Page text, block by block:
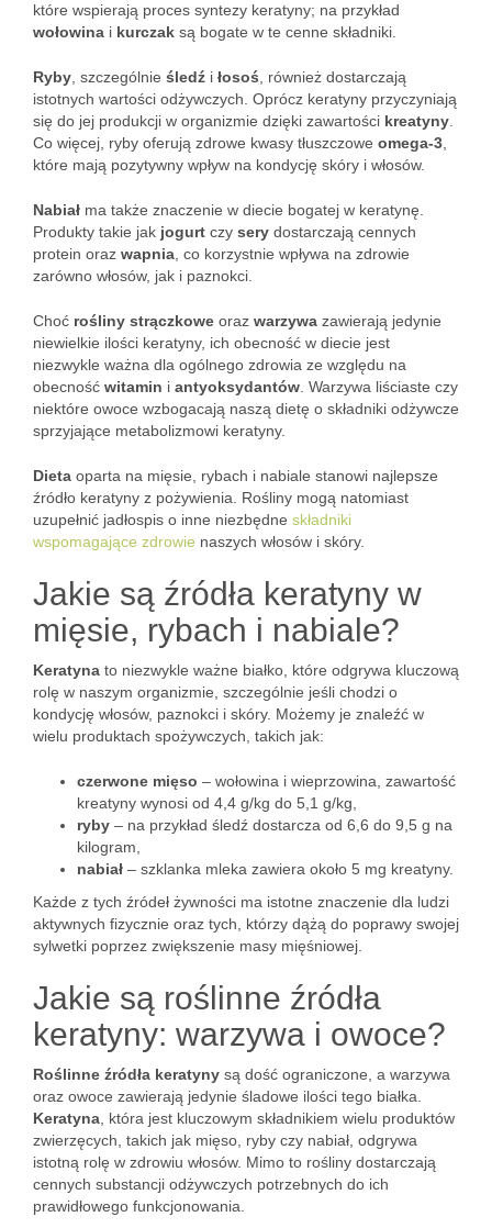
które wspierają proces syntezy keratyny; na przykład
wołowina i kurczak są bogate w te cenne składniki.
Ryby , szczególnie śledź i łosoś , również dostarczają
istotnych wartości odżywczych. Oprócz keratyny przyczyniają
się do jej produkcji w organizmie dzięki zawartości kreatyny
Co więcej, ryby oferują zdrowe kwasy tłuszczowe omega-3
które mają pozytywny wpływ na kondycję skóry i włosów.
Nabiał ma także znaczenie w diecie bogatej w keratynę.
Produkty takie jak jogurt czy sery dostarczają cennych
protein oraz wapnia , co korzystnie wpływa na zdrowie
zarówno włosów, jak i paznokci.
Choć rośliny strączkowe oraz warzywa zawierają jedynie
niewielkie ilości keratyny, ich obecność w diecie jest
niezwykle ważna dla ogólnego zdrowia ze względu na
obecność witamin i antyoksydantów . Warzywa liściaste czy
niektóre owoce wzbogacają naszą dietę o składniki odżywcze
sprzyjające metabolizmowi keratyny.
Dieta oparta na mięsie, rybach i nabiale stanowi najlepsze
źródło keratyny z pożywienia. Rośliny mogą natomiast
uzupełnić jadłospis o inne niezbędne składniki
wspomagające zdrowie naszych włosów i skóry.
Jakie są źródła keratyny w
mięsie, rybach i nabiale?
Keratyna to niezwykle ważne białko, które odgrywa kluczową
rolę w naszym organizmie, szczególnie jeśli chodzi o
kondycję włosów, paznokci i skóry. Możemy je znaleźć w
wielu produktach spożywczych, takich jak:
czerwone mięso – wołowina i wieprzowina, zawartość
kreatyny wynosi od 4,4 g/kg do 5,1 g/kg,
ryby – na przykład śledź dostarcza od 6,6 do 9,5 g na
kilogram,
nabiał – szklanka mleka zawiera około 5 mg kreatyny.
Każde z tych źródeł żywności ma istotne znaczenie dla ludzi
aktywnych fizycznie oraz tych, którzy dążą do poprawy swojej
sylwetki poprzez zwiększenie masy mięśniowej.
Jakie są roślinne źródła
keratyny: warzywa i owoce?
Roślinne źródła keratyny są dość ograniczone, a warzywa
oraz owoce zawierają jedynie śladowe ilości tego białka.
Keratyna , która jest kluczowym składnikiem wielu produktów
zwierzęcych, takich jak mięso, ryby czy nabiał, odgrywa
istotną rolę w zdrowiu włosów. Mimo to rośliny dostarczają
cennych substancji odżywczych potrzebnych do ich
prawidłowego funkcjonowania.